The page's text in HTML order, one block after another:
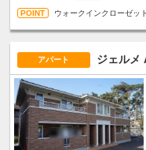
ウォークインクローゼッ
アパート ジェルメ